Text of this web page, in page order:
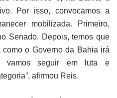
Por isso, convocamos a
mobilizada. Primeiro,
Senado. Depois, temos que
o Governo da Bahia irá
vamos seguir em luta e
afirmou Reis.